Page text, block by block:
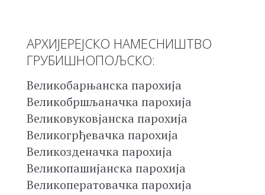
АРХИЈЕРЕЈСКО НАМЕСНИШТВО
ГРУБИШНОПОЉСКО:
Великобарњанска парохија
Великобршљаначка парохија
Великовуковјанска парохија
Великогрђевачка парохија
Великозденачка парохија
Великопашијанска парохија
Великоператовачка парохија